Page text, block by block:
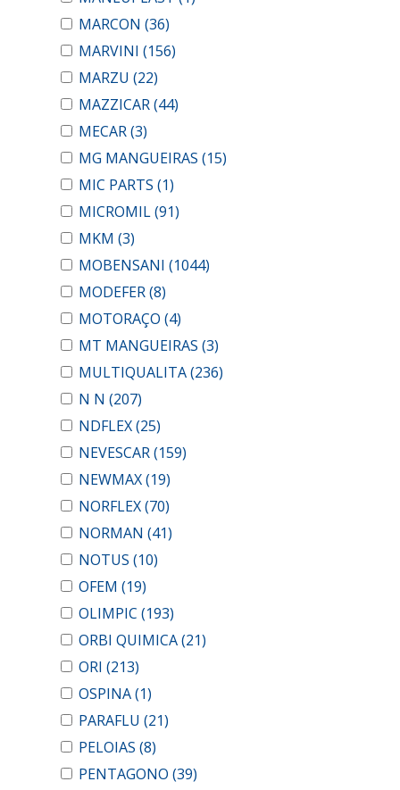
MARCON (36)
MARVINI (156)
MARZU (22)
MAZZICAR(44)
MECAR(3)
MG MANGUEIRAS (15)
MIC PARTS (1)
MICROMIL(91)
MKM (3)
MOBENSANI (1044)
MODEFER(8)
MOTORAÇO (4)
MT MANGUEIRAS (3)
MULTIQUALITA(236)
N N (207)
NDFLEX(25)
NEVESCAR(159)
NEWMAX(19)
NORFLEX(70)
NORMAN (41)
NOTUS (10)
OFEM (19)
OLIMPIC (193)
ORBI QUIMICA(21)
ORI (213)
OSPINA(1)
PARAFLU (21)
PELOIAS (8)
PENTAGONO (39)